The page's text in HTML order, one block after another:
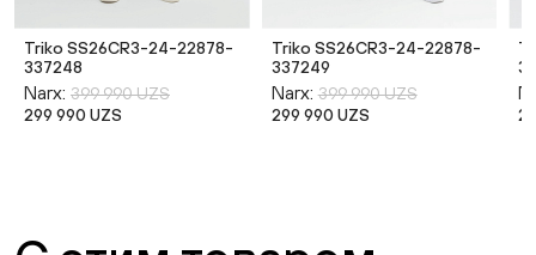
Triko SS26CR3-24-22878-
337248
Narx: 399 990 UZS
299 990 UZS
Triko SS26CR3-24-22878-
337249
Narx: 399 990 UZS
299 990 UZS